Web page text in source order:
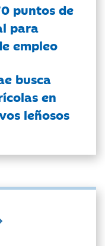
puntos de
para
empleo
busca
en
leñosos